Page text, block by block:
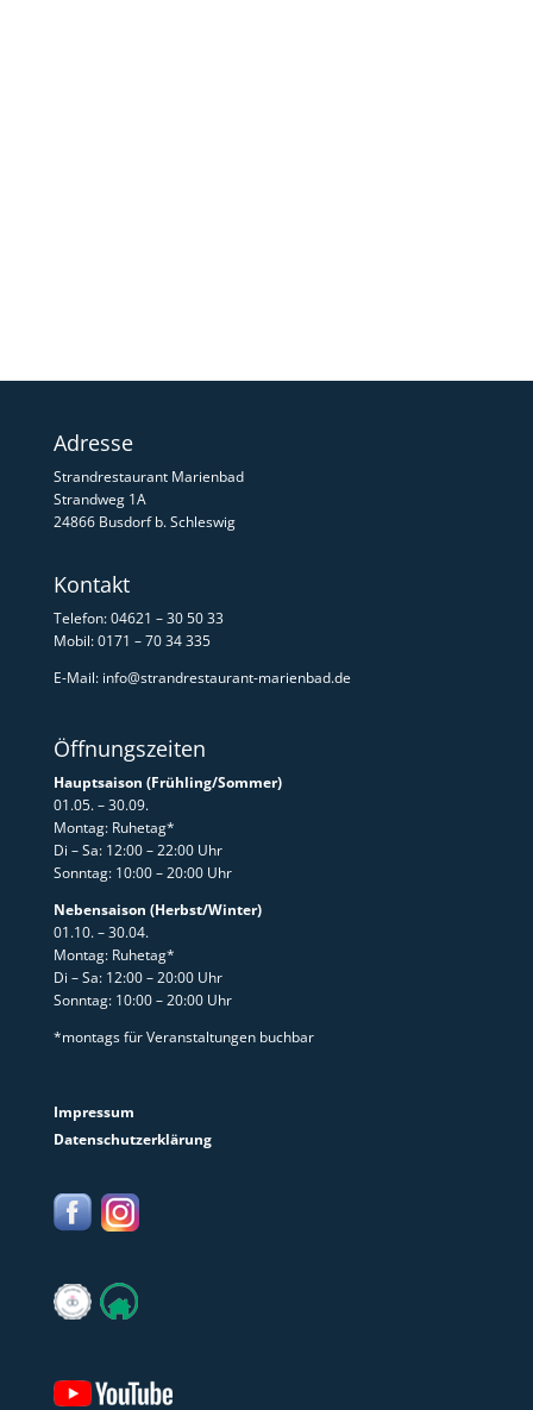
Adresse
Strandrestaurant Marienbad
Strandweg 1A
24866 Busdorf b. Schleswig
Kontakt
Telefon: 04621 – 30 50 33
Mobil: 0171 – 70 34 335
E-Mail: info@strandrestaurant-marienbad.de
Öffnungszeiten
Hauptsaison (Frühling/Sommer)
01.05. – 30.09.
Montag: Ruhetag*
Di – Sa: 12:00 – 22:00 Uhr
Sonntag: 10:00 – 20:00 Uhr
Nebensaison (Herbst/Winter)
01.10. – 30.04.
Montag: Ruhetag*
Di – Sa: 12:00 – 20:00 Uhr
Sonntag: 10:00 – 20:00 Uhr
*montags für Veranstaltungen buchbar
Impressum
Datenschutzerklärung